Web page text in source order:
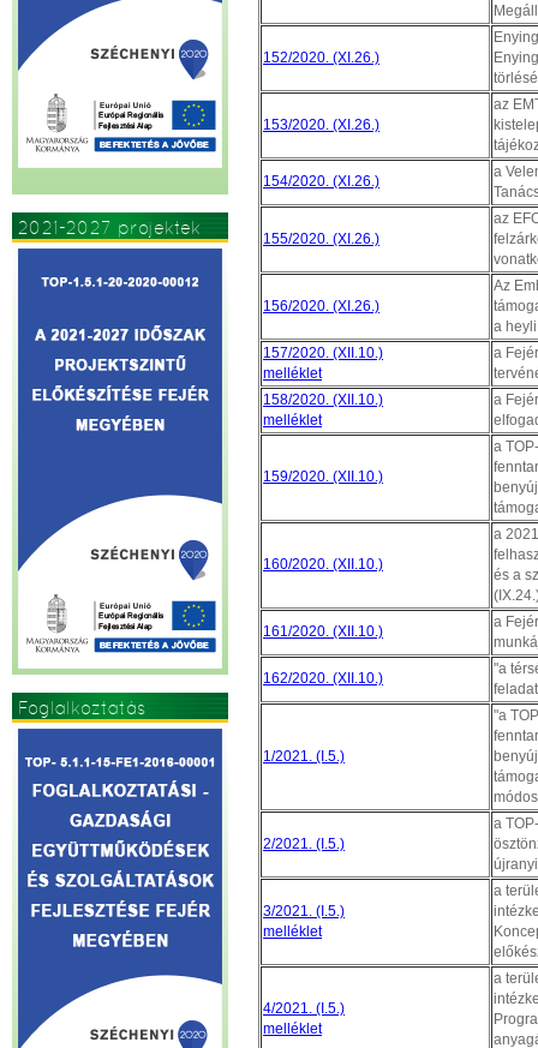
2021-2027 projektek
Foglalkoztatás
152/2020. (XI.26.)
153/2020. (XI.26.)
az
154/2020. (XI.26.)
a
155/2020. (XI.26.)
az
156/2020. (XI.26.)
Az
a
157/2020. (XII.10.)
melléklet
a
158/2020. (XII.10.)
melléklet
a
159/2020. (XII.10.)
a
160/2020. (XII.10.)
a
és a
161/2020. (XII.10.)
a
162/2020. (XII.10.)
"a
1/2021. (I.5.)
"a
2/2021. (I.5.)
a
3/2021. (I.5.)
melléklet
a
4/2021. (I.5.)
melléklet
a